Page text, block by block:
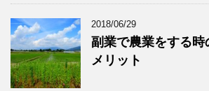
2018/06/29
副業で農業をする
メリット